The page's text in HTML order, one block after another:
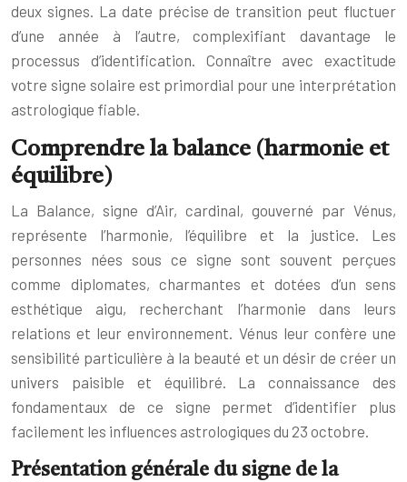
deux signes. La date précise de transition peut fluctuer
d’une année à l’autre, complexifiant davantage le
processus d’identification. Connaître avec exactitude
votre signe solaire est primordial pour une interprétation
astrologique fiable.
Comprendre la balance (harmonie et
équilibre)
La Balance, signe d’Air, cardinal, gouverné par Vénus,
représente l’harmonie, l’équilibre et la justice. Les
personnes nées sous ce signe sont souvent perçues
comme diplomates, charmantes et dotées d’un sens
esthétique aigu, recherchant l’harmonie dans leurs
relations et leur environnement. Vénus leur confère une
sensibilité particulière à la beauté et un désir de créer un
univers paisible et équilibré. La connaissance des
fondamentaux de ce signe permet d’identifier plus
facilement les influences astrologiques du 23 octobre.
Présentation générale du signe de la